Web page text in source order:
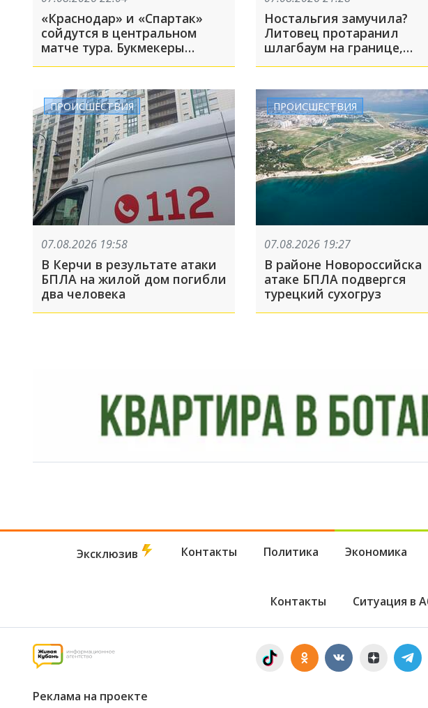
«Краснодар» и «Спартак»
сойдутся в центральном
матче тура. Букмекеры
назвали фаворита
Ностальгия замучила?
Литовец протаранил
шлагбаум на границе,
сходил в Россию и
недолгой
ПРОИСШЕСТВИЯ
07.08.2026 19:58
В Керчи в результате атаки
БПЛА на жилой дом погибли
два человека
ПРОИСШЕСТВИЯ
07.08.2026 19:27
В районе Новороссийска
атаке БПЛА подвергся
турецкий сухогруз
Эксклюзив Контакты Политика Экономика
Контакты Ситуация в
Реклама на проекте